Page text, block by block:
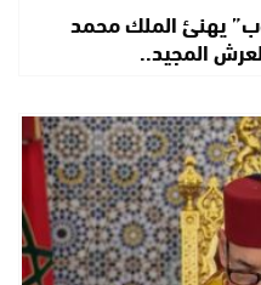
يهنئ الملك محمد
المجيد..